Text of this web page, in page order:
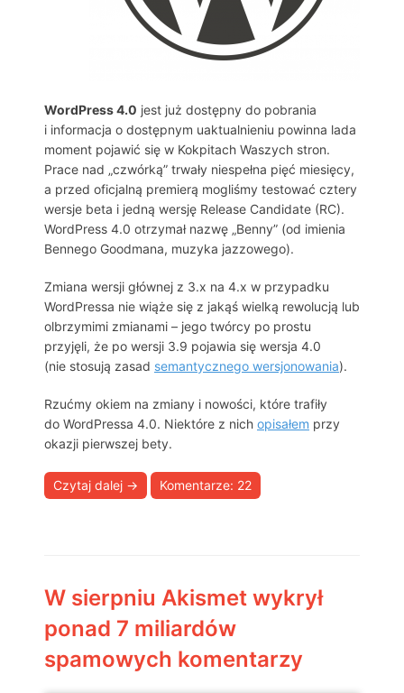
WordPress 4.0 jest już dostępny do pobrania
i informacja o dostępnym uaktualnieniu powinna lada
moment pojawić się w Kokpitach Waszych stron.
Prace nad „czwórką” trwały niespełna pięć miesięcy,
a przed oficjalną premierą mogliśmy testować cztery
wersje beta i jedną wersję Release Candidate (RC).
WordPress 4.0 otrzymał nazwę „Benny” (od imienia
Bennego Goodmana, muzyka jazzowego).
Zmiana wersji głównej z 3.x na 4.x w przypadku
WordPressa nie wiąże się z jakąś wielką rewolucją lub
olbrzymimi zmianami – jego twórcy po prostu
przyjęli, że po wersji 3.9 pojawia się wersja 4.0
(nie stosują zasad semantycznego wersjonowania).
Rzućmy okiem na zmiany i nowości, które trafiły
do WordPressa 4.0. Niektóre z nich opisałem przy
okazji pierwszej bety.
Czytaj dalej → Komentarze: 22
W sierpniu Akismet wykrył
ponad 7 miliardów
spamowych komentarzy